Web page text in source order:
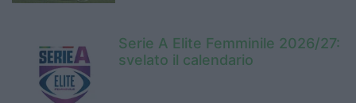
Serie A Elite Femminile 2026/27:
svelato il calendario